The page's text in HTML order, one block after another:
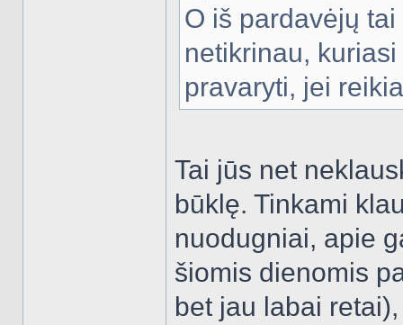
O iš pardavėjų
netikrinau,
pravaryti, jei
Tai jūs net
būklę. Tinkami
nuodugniai, apie
šiomis dienomis
bet jau labai